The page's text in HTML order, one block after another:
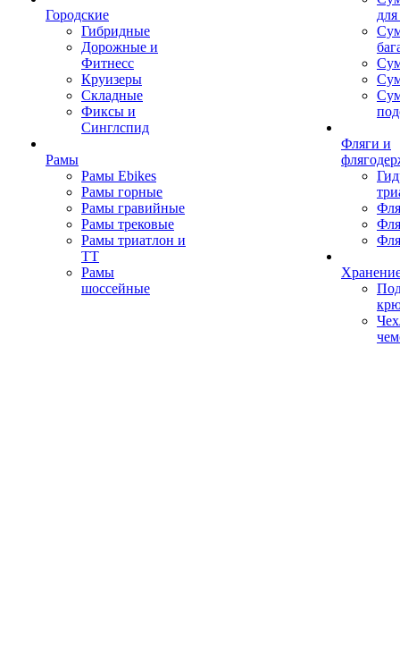
Городские
Гибридные
Дорожные и
Фитнесс
Круизеры
Складные
Фиксы и
Синглспид
Рамы
Рамы Ebikes
Рамы горные
Рамы гравийные
Рамы трековые
Рамы триатлон и
ТТ
Рамы
шоссейные
Фляги и